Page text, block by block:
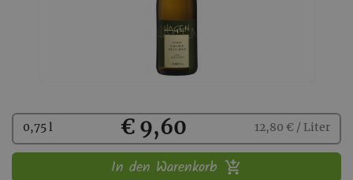
Kaufen
0,75 l € 9,60 12,80 € / Liter
In den Warenkorb